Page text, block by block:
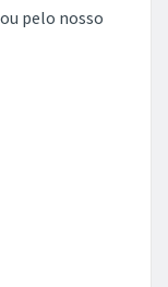
pelo nosso